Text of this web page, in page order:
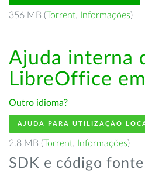
356 MB (Torrent, Informações)
Ajuda interna
LibreOffice em
Outro idioma?
AJUDA PARA UTILIZAÇÃO
2.8 MB (Torrent, Informações)
SDK e código fonte